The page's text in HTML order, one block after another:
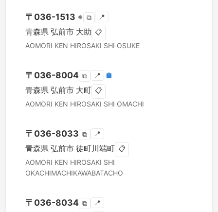
〒 036-1513 ※ ⧉ 📍
青森県 弘前市 大助 📋
AOMORI KEN HIROSAKI SHI OSUKE
〒 036-8004 ⧉ 📍 🏣
青森県 弘前市 大町 📋
AOMORI KEN HIROSAKI SHI OMACHI
〒 036-8033 ⧉ 📍
青森県 弘前市 徒町川端町 📋
AOMORI KEN HIROSAKI SHI
OKACHIMACHIKAWABATACHO
〒 036-8034 ⧉ 📍